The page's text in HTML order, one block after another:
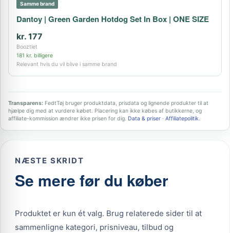
Samme brand
Dantoy | Green Garden Hotdog Set In Box | ONE SIZE
kr. 177
Booztlet
181 kr. billigere
Relevant hvis du vil blive i samme brand
Transparens: FedtTøj bruger produktdata, prisdata og lignende produkter til at
hjælpe dig med at vurdere købet. Placering kan ikke købes af butikkerne, og
affiliate-kommission ændrer ikke prisen for dig. Data & priser · Affiliatepolitik.
NÆSTE SKRIDT
Se mere før du køber
Produktet er kun ét valg. Brug relaterede sider til at
sammenligne kategori, prisniveau, tilbud og